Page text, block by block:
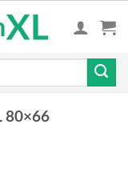
80×66